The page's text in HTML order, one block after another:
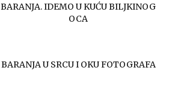
BARANJA. IDEMO U KUĆU BILJKINOG
OCA
BARANJA U SRCU I OKU FOTOGRAFA